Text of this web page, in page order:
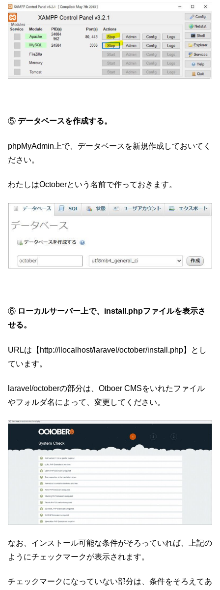
⑤ データベースを作成する。
phpMyAdmin上で、データベースを新規作成しておいてく
ださい。
わたしはOctoberという名前で作っておきます。
⑥ ローカルサーバー上で、install.phpファイルを表示さ
せる。
URLは【http://llocalhost/laravel/october/install.php】とし
ています。
laravel/octoberの部分は、Otboer CMSをいれたファイル
やフォルダ名によって、変更してください。
なお、インストール可能な条件がそろっていれば、上記の
ようにチェックマークが表示されます。
チェックマークになっていない部分は、条件をそろえてあ